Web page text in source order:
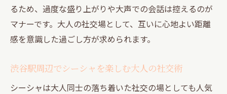
るため、過度な盛り上がりや大声での会話は控えるのが
マナーです。大人の社交場として、互いに心地よい距離
感を意識した過ごし方が求められます。
渋谷駅周辺でシーシャを楽しむ大人の社交術
シーシャは大人同士の落ち着いた社交の場としても人気